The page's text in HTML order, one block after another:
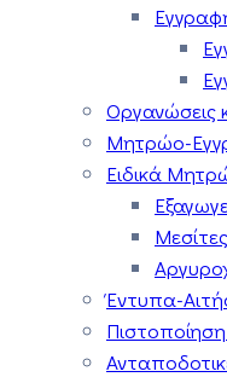
Οργανώσεις
Μητρώο-
Ειδικά
Μεσίτες
Έντυπα-